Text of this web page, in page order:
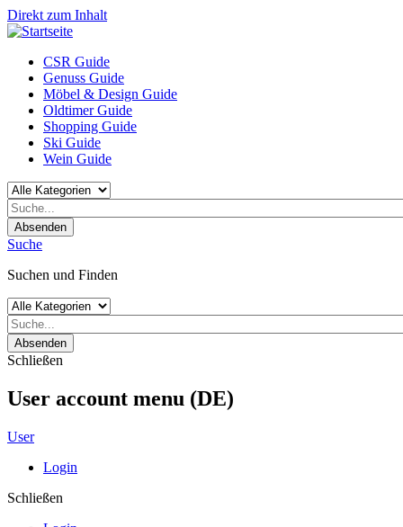
Direkt zum Inhalt
CSR Guide
Genuss Guide
Möbel & Design Guide
Oldtimer Guide
Shopping Guide
Ski Guide
Wein Guide
Absenden
Suche
Suchen und Finden
Absenden
Schließen
User account menu (DE)
User
Login
Schließen